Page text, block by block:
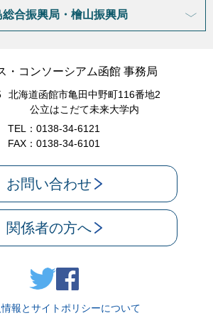
総合振興局・檜山振興局
・コンソーシアム函館 事務局
北海道函館市亀田中野町116番地2
公立はこだて未来大学内
TEL：0138-34-6121
FAX：0138-34-6101
お問い合わせ
関係者の方へ
報とサイトポリシーについて